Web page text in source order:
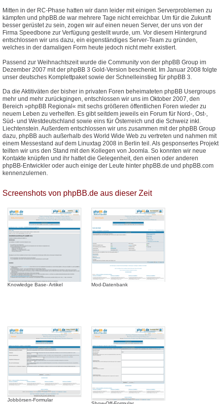
Mitten in der RC-Phase hatten wir dann leider mit einigen Serverproblemen zu
kämpfen und phpBB.de war mehrere Tage nicht erreichbar. Um für die Zukunft
besser gerüstet zu sein, zogen wir auf einen neuen Server, der uns von der
Firma Speedbone zur Verfügung gestellt wurde, um. Vor diesem Hintergrund
entschlossen wir uns dazu, ein eigenständiges Server-Team zu gründen,
welches in der damaligen Form heute jedoch nicht mehr existiert.
Passend zur Weihnachtszeit wurde die Community von der phpBB Group im
Dezember 2007 mit der phpBB 3 Gold-Version beschenkt. Im Januar 2008 folgte
unser deutsches Komplettpaket sowie der Schnelleinstieg für phpBB 3.
Da die Aktitiväten der bisher in privaten Foren beheimateten phpBB Usergroups
mehr und mehr zurückgingen, entschlossen wir uns im Oktober 2007, den
Bereich »phpBB Regional« mit sechs größeren öffentlichen Foren wieder zu
neuem Leben zu verhelfen. Es gibt seitdem jeweils ein Forum für Nord-, Ost-,
Süd- und Westdeutschland sowie eins für Österreich und die Schweiz inkl.
Liechtenstein. Außerdem entschlossen wir uns zusammen mit der phpBB Group
dazu, phpBB auch außerhalb des World Wide Web zu vertreten und nahmen mit
einem Messestand auf dem Linuxtag 2008 in Berlin teil. Als gesponsertes Projekt
teilten wir uns den Stand mit den Kollegen von Joomla. So konnten wir neue
Kontakte knüpfen und ihr hattet die Gelegenheit, den einen oder anderen
phpBB-Entwickler oder auch einige der Leute hinter phpBB.de und phpBB.com
kennenzulernen.
Screenshots von phpBB.de aus dieser Zeit
Knowledge Base- Artikel Mod-Datenbank
Jobbörsen-Formular